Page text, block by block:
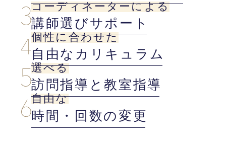
コーディネーターによる
講師選びサポート
個性に合わせた
自由なカリキュラム
選べる
訪問指導と教室指導
自由な
時間・回数の変更